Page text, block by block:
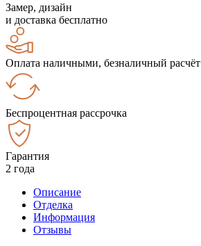
Замер, дизайн
и доставка бесплатно
Оплата наличными, безналичный расчёт
Беспроцентная рассрочка
Гарантия
2 года
Описание
Отделка
Информация
Отзывы